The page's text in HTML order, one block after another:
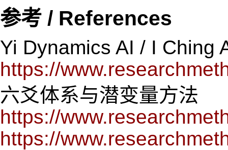
参考 / References
Yi Dynamics AI / I Ching
https://
六爻体系与潜变量方法
https://
https://